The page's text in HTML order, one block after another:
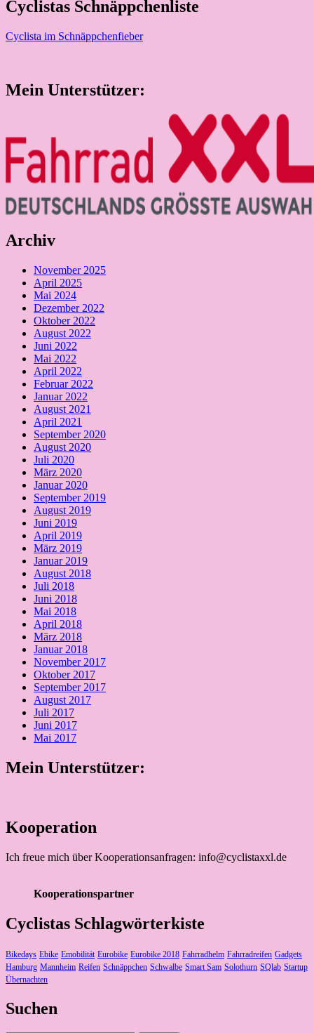
Cyclistas Schnäppchenliste
Cyclista im Schnäppchenfieber
Mein Unterstützer:
Archiv
November 2025
April 2025
Mai 2024
Dezember 2022
Oktober 2022
August 2022
Juni 2022
Mai 2022
April 2022
Februar 2022
Januar 2022
August 2021
April 2021
September 2020
August 2020
Juli 2020
März 2020
Januar 2020
September 2019
August 2019
Juni 2019
April 2019
März 2019
Januar 2019
August 2018
Juli 2018
Juni 2018
Mai 2018
April 2018
März 2018
Januar 2018
November 2017
Oktober 2017
September 2017
August 2017
Juli 2017
Juni 2017
Mai 2017
Mein Unterstützer:
Kooperation
Ich freue mich über Kooperationsanfragen: info@cyclistaxxl.de
Kooperationspartner
Cyclistas Schlagwörterkiste
Bikedays Ebike Emobilität Eurobike Eurobike 2018 Fahrradhelm Fahrradreifen Gadgets
Hamburg Mannheim Reifen Schnäppchen Schwalbe Smart Sam Solothurn SQlab Startup
Übernachten
Suchen